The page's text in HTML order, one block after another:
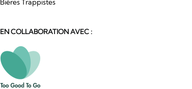
Bières Trappistes
EN COLLABORATION AVEC :